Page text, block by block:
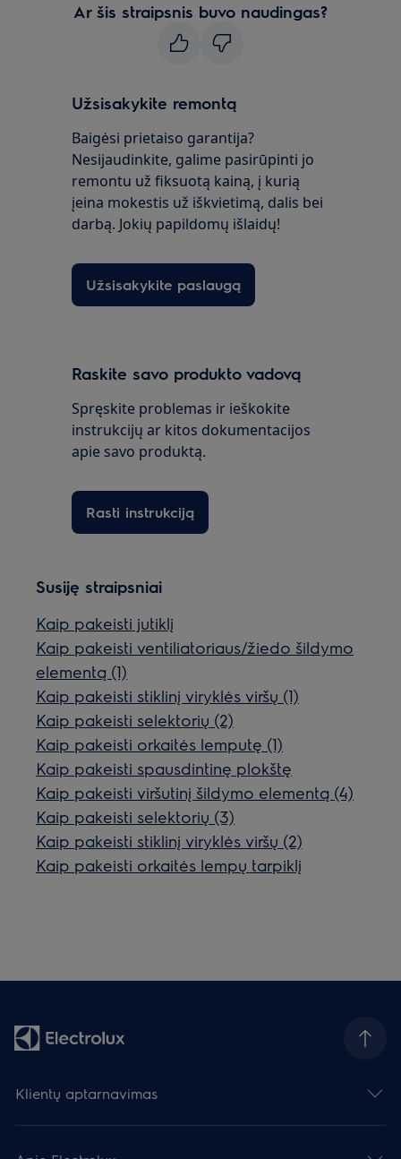
Ar šis straipsnis buvo naudingas?
Užsisakykite remontą
Baigėsi prietaiso garantija?
Nesijaudinkite, galime pasirūpinti jo
remontu už fiksuotą kainą, į kurią
įeina mokestis už iškvietimą, dalis bei
darbą. Jokių papildomų išlaidų!
Užsisakykite paslaugą
Raskite savo produkto vadovą
Spręskite problemas ir ieškokite
instrukcijų ar kitos dokumentacijos
apie savo produktą.
Rasti instrukciją
Susiję straipsniai
Kaip pakeisti jutiklį
Kaip pakeisti ventiliatoriaus/žiedo šildymo
elementą (1)
Kaip pakeisti stiklinį viryklės viršų (1)
Kaip pakeisti selektorių (2)
Kaip pakeisti orkaitės lemputę (1)
Kaip pakeisti spausdintinę plokštę
Kaip pakeisti viršutinį šildymo elementą (4)
Kaip pakeisti selektorių (3)
Kaip pakeisti stiklinį viryklės viršų (2)
Kaip pakeisti orkaitės lempų tarpiklį
Klientų aptarnavimas